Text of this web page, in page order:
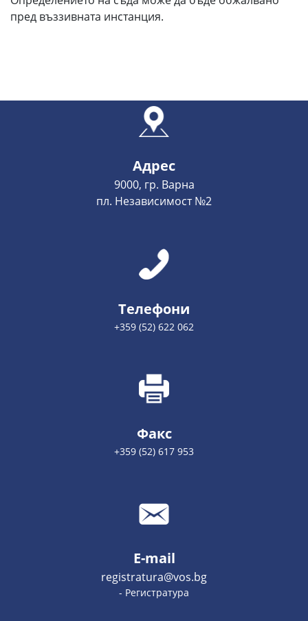
пред въззивната инстанция.
Адрес
9000, гр. Варна
пл. Независимост №2
Телефони
+359 (52) 622 062
Факс
+359 (52) 617 953
E-mail
registratura@vos.bg
- Регистратура